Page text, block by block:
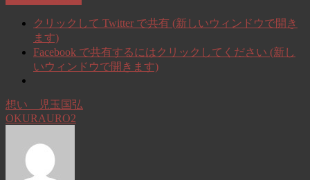
クリックして Twitter で共有 (新しいウィンドウで開き
ます)
Facebook で共有するにはクリックしてください (新し
いウィンドウで開きます)
想い 児玉国弘
OKURAURO2